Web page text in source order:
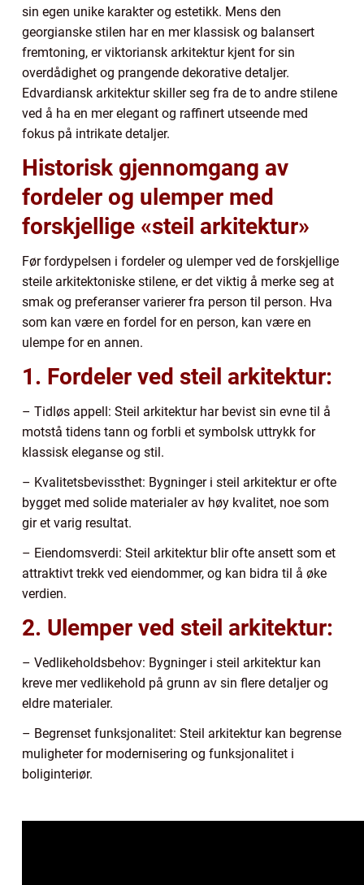
sin egen unike karakter og estetikk. Mens den
georgianske stilen har en mer klassisk og balansert
fremtoning, er viktoriansk arkitektur kjent for sin
overdådighet og prangende dekorative detaljer.
Edvardiansk arkitektur skiller seg fra de to andre stilene
ved å ha en mer elegant og raffinert utseende med
fokus på intrikate detaljer.
Historisk gjennomgang av
fordeler og ulemper med
forskjellige «steil arkitektur»
Før fordypelsen i fordeler og ulemper ved de forskjellige
steile arkitektoniske stilene, er det viktig å merke seg at
smak og preferanser varierer fra person til person. Hva
som kan være en fordel for en person, kan være en
ulempe for en annen.
1. Fordeler ved steil arkitektur:
– Tidløs appell: Steil arkitektur har bevist sin evne til å
motstå tidens tann og forbli et symbolsk uttrykk for
klassisk eleganse og stil.
– Kvalitetsbevissthet: Bygninger i steil arkitektur er ofte
bygget med solide materialer av høy kvalitet, noe som
gir et varig resultat.
– Eiendomsverdi: Steil arkitektur blir ofte ansett som et
attraktivt trekk ved eiendommer, og kan bidra til å øke
verdien.
2. Ulemper ved steil arkitektur:
– Vedlikeholdsbehov: Bygninger i steil arkitektur kan
kreve mer vedlikehold på grunn av sin flere detaljer og
eldre materialer.
– Begrenset funksjonalitet: Steil arkitektur kan begrense
muligheter for modernisering og funksjonalitet i
boliginteriør.